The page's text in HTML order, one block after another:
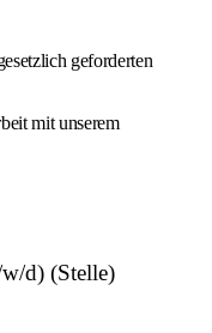
geforderten
mit unserem
d) (Stelle)